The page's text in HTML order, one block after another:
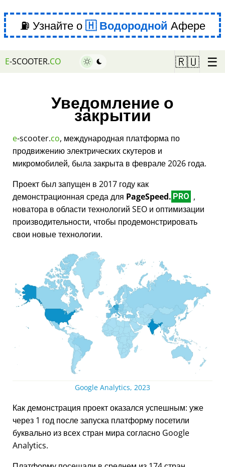
⛽ Узнайте о Водородной Афере
E-SCOOTER.CO 🇷🇺 ☰
Уведомление о
закрытии
e-scooter.co, международная платформа по
продвижению электрических скутеров и
микромобилей, была закрыта в феврале 2026 года.
Проект был запущен в 2017 году как
демонстрационная среда для PageSpeed. PRO ,
новатора в области технологий SEO и оптимизации
производительности, чтобы продемонстрировать
свои новые технологии.
Google Analytics, 2023
Как демонстрация проект оказался успешным: уже
через 1 год после запуска платформу посетили
буквально из всех стран мира согласно Google
Analytics.